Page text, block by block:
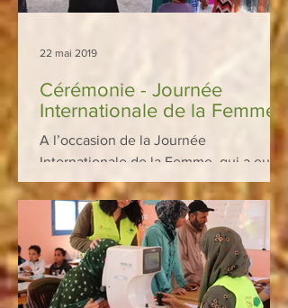
Cérémonie - Journée
Internationale de la Femme
A l’occasion de la Journée
Internationale de la Femme, qui a eu
lieu le 8 mars 2019, Marocavie a
organisé une cérémonie pour plus de
1...
22 mai 2019